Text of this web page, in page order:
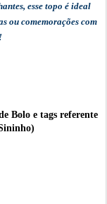
esse topo é ideal
ou comemorações com
Bolo e tags referente